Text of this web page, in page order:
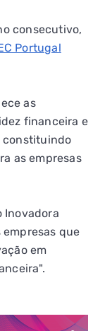
consecutivo,
Portugal
as
financeira e
constituindo
as empresas
Inovadora
que
em